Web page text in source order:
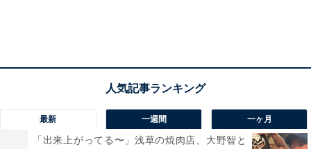
最新 一週間 一ヶ月
「出来上がってる〜」浅草の焼肉店、大野智と